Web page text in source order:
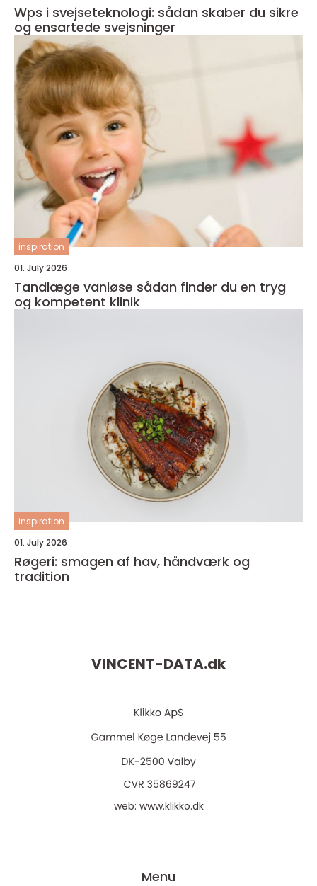
Wps i svejseteknologi: sådan skaber du sikre
og ensartede svejsninger
inspiration
01. July 2026
Tandlæge vanløse sådan finder du en tryg
og kompetent klinik
inspiration
01. July 2026
Røgeri: smagen af hav, håndværk og
tradition
VINCENT-DATA.dk
web: www.klikko.dk
Menu